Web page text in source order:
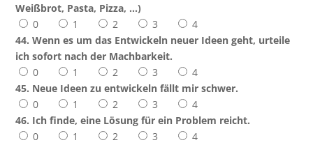
Weißbrot, Pasta, Pizza, ...)
0
1 2 3
4
44. Wenn es um das Entwickeln neuer Ideen geht, urteile
ich sofort nach der Machbarkeit.
0
1 2 3
4
45. Neue Ideen zu entwickeln fällt mir schwer.
0
1 2 3
4
46. Ich finde, eine Lösung für ein Problem reicht.
0
1 2 3
4